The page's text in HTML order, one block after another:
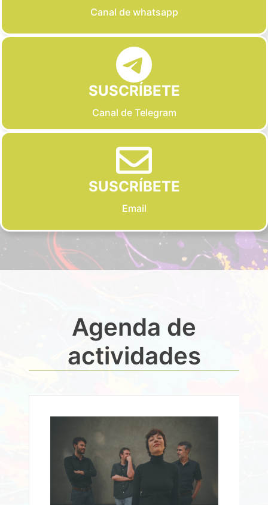
Canal de whatsapp
SUSCRÍBETE
Canal de Telegram
SUSCRÍBETE
Email
Agenda de
actividades